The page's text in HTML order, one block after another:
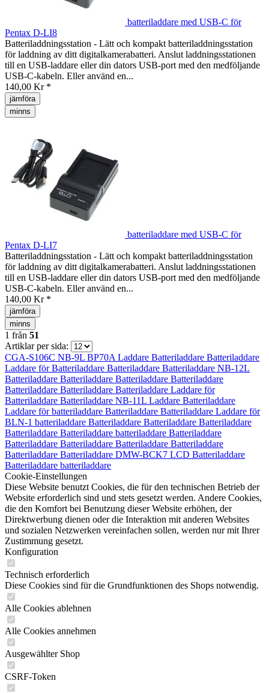
batteriladdare med USB-C för
Pentax D-LI8
Batteriladdningsstation - Lätt och kompakt batteriladdningsstation
för laddning av ditt digitalkamerabatteri. Anslut laddningsstationen
till en USB-laddare eller din dators USB-port med den medföljande
USB-C-kabeln. Eller använd en...
140,00 Kr *
jämföra
minns
batteriladdare med USB-C för
Pentax D-LI7
Batteriladdningsstation - Lätt och kompakt batteriladdningsstation
för laddning av ditt digitalkamerabatteri. Anslut laddningsstationen
till en USB-laddare eller din dators USB-port med den medföljande
USB-C-kabeln. Eller använd en...
140,00 Kr *
jämföra
minns
1 från 51
Artiklar per sida:
CGA-S106C NB-9L BP70A Laddare Batteriladdare Batteriladdare
Laddare förBatteriladdare Batteriladdare Batteriladdare NB-12L
Batteriladdare Batteriladdare Batteriladdare Batteriladdare
Batteriladdare Batteriladdare Batteriladdare Laddare för
Batteriladdare Batteriladdare NB-11L Laddare Batteriladdare
Laddare förbatteriladdare Batteriladdare Batteriladdare Laddare för
BLN-1 batteriladdare Batteriladdare Batteriladdare Batteriladdare
Batteriladdare Batteriladdare batteriladdare Batteriladdare
Batteriladdare Batteriladdare Batteriladdare Batteriladdare
Batteriladdare Batteriladdare DMW-BCK7 LCD Batteriladdare
Batteriladdare batteriladdare
Cookie-Einstellungen
Diese Website benutzt Cookies, die für den technischen Betrieb der
Website erforderlich sind und stets gesetzt werden. Andere Cookies,
die den Komfort bei Benutzung dieser Website erhöhen, der
Direktwerbung dienen oder die Interaktion mit anderen Websites
und sozialen Netzwerken vereinfachen sollen, werden nur mit Ihrer
Zustimmung gesetzt.
Konfiguration
Technisch erforderlich
Diese Cookies sind für die Grundfunktionen des Shops notwendig.
Alle Cookies ablehnen
Alle Cookies annehmen
Ausgewählter Shop
CSRF-Token